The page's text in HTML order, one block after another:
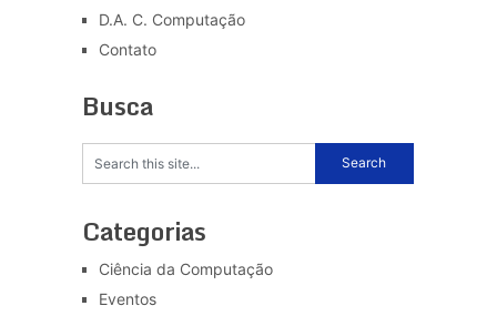
D.A. C. Computação
Contato
Busca
Categorias
Ciência da Computação
Eventos